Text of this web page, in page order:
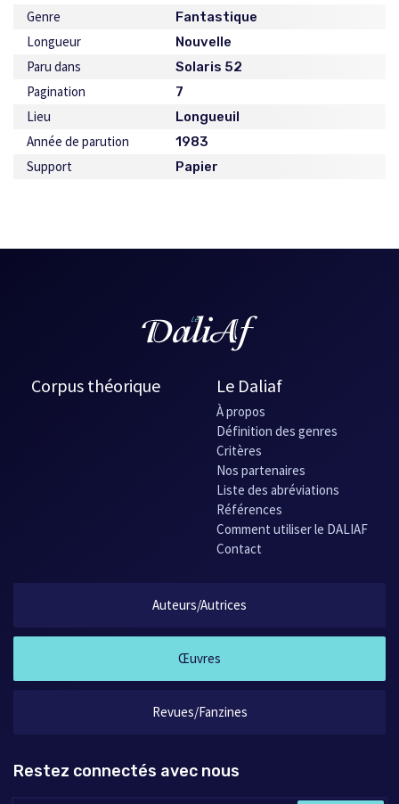
Genre Fantastique
Longueur Nouvelle
Paru dans Solaris 52
Pagination 7
Lieu Longueuil
Année de parution 1983
Support Papier
Corpus théorique Le Daliaf
À propos
Définition des genres
Critères
Nos partenaires
Liste des abréviations
Références
Comment utiliser le DALIAF
Contact
Auteurs/Autrices
Œuvres
Revues/Fanzines
Restez connectés avec nous